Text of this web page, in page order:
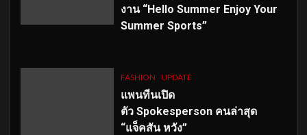
งาน “Hello Summer Enjoy Your
Summer Sports”
FASHION UPDATE
แพนทีนเปิด
ตัว Spokesperson คนล่าสุด
“แจ็คสัน หวัง”